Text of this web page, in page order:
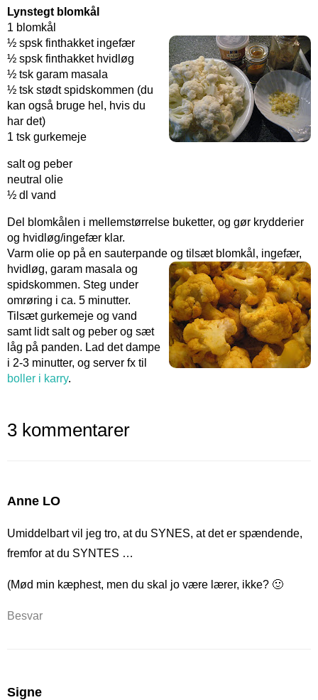
Lynstegt blomkål
1 blomkål
½ spsk finthakket ingefær
½ spsk finthakket hvidløg
½ tsk garam masala
½ tsk stødt spidskommen (du
kan også bruge hel, hvis du
har det)
1 tsk gurkemeje
salt og peber
neutral olie
½ dl vand
Del blomkålen i mellemstørrelse buketter, og gør krydderier
og hvidløg/ingefær klar.
Varm olie op på en sauterpande og tilsæt blomkål, ingefær,
hvidløg, garam masala og
spidskommen. Steg under
omrøring i ca. 5 minutter.
Tilsæt gurkemeje og vand
samt lidt salt og peber og sæt
låg på panden. Lad det dampe
i 2-3 minutter, og server fx til
boller i karry.
3 kommentarer
Anne LO
Umiddelbart vil jeg tro, at du SYNES, at det er spændende,
fremfor at du SYNTES …
(Mød min kæphest, men du skal jo være lærer, ikke? 🙂
Besvar
Signe